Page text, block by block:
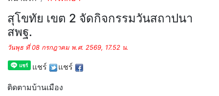
สุโขทัย เขต 2 จัดกิจกรรมวันสถาปนา
สพฐ.
วันพุธ ที่ 08 กรกฎาคม พ.ศ. 2569, 17.52 น.
แชร์ แชร์
ติดตามบ้านเมือง